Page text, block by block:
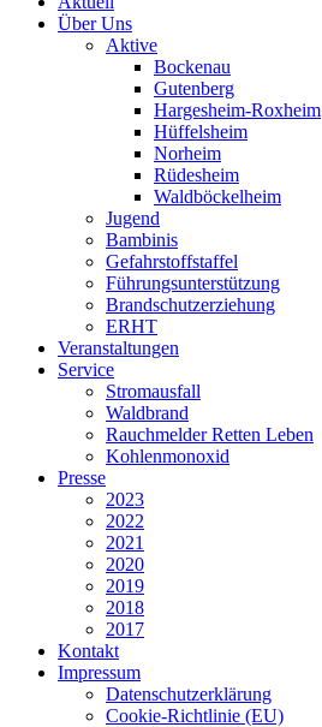
Über Uns
Aktive
Bockenau
Gutenberg
Hargesheim-Roxheim
Hüffelsheim
Norheim
Rüdesheim
Waldböckelheim
Jugend
Bambinis
Gefahrstoffstaffel
Führungsunterstützung
Brandschutzerziehung
ERHT
Veranstaltungen
Service
Stromausfall
Waldbrand
Rauchmelder Retten Leben
Kohlenmonoxid
Presse
2023
2022
2021
2020
2019
2018
2017
Kontakt
Impressum
Datenschutzerklärung
Cookie-Richtlinie (EU)